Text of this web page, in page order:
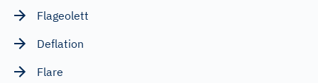
Flageolett
Deflation
Flare